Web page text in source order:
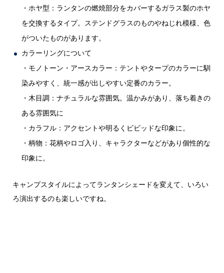
・ホヤ型：ランタンの燃焼部分をカバーするガラス製のホヤ
を交換するタイプ。ステンドグラスのものやねじれ模様、色
がついたものがあります。
カラーリングについて
・モノトーン・アースカラー：テントやタープのカラーに馴
染みやすく、統一感が出しやすい定番のカラー。
・木目調：ナチュラルな雰囲気。温かみがあり、落ち着きの
ある雰囲気に
・カラフル：アクセントや明るくビビッドな印象に。
・柄物：花柄やロゴ入り、キャラクターなどがあり個性的な
印象に。
キャンプスタイルによってランタンシェードを変えて、いろい
ろ演出するのも楽しいですね。